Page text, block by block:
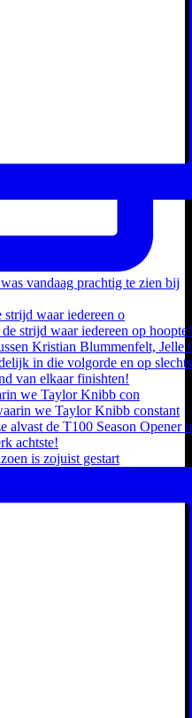
waar iedereen o
we Taylor Knibb con
is zojuist gestart